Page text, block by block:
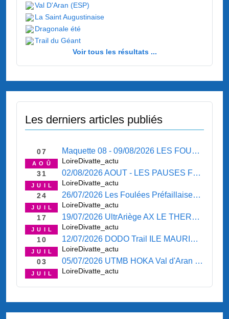
Val D'Aran (ESP)
La Saint Augustinaise
Dragonale été
Trail du Géant
Voir tous les résultats ...
Les derniers articles publiés
07
AOÛ
Maquette 08 - 09/08/2026 LES FOULEES MICHELOISES 09/08/2026 - P'TIT RETOUR SUR LE MARATHON SAINT ANDRE 02/08/2026 - SORTIE SAINT JULIEN 06/08/2026 - LE COIN " BOURSE " - LE COIN " SORTIES - PROPOSITIONS " - LE COIN " RENDEZ-VOUS " - LE COIN " PRES
LoireDivatte_actu
31
JUIL
02/08/2026 AOUT - LES PAUSES FRAICHEURS 02/08/2026 - Marathon de SAINT ANDRE DES EAUX ( 22630 ) 02/08/2026 - SORTIE MAUVES SUR LOIRE 30/07/2026 - LE COIN " BOURSE " - LE COIN " SORTIES - PROPOSITIONS " - LE COIN " RENDEZ-VOUS " - L
LoireDivatte_actu
24
JUIL
26/07/2026 Les Foulées Préfaillaises PREFAILLES 26/07/2026 - SORTIE LE CELLIER 23/07/2026 - LE COIN " BOURSE " - LE COIN " SORTIES - PROPOSITIONS " - LE COIN " RENDEZ-VOUS " - LE COIN " PRESSE " -
LoireDivatte_actu
17
JUIL
19/07/2026 UltrAriège AX LE THERMES 17/07/2026 - Retour sur le TROOPER 25km 1500D+ * ILE MAURICE 11/07/2026 * - SORTIE LA BOISSIERE DU DORE 16/07/2026 - COURIR A PORNIC 19/07/2026 - OISANS Trail Tour VAUJANY 19/07/2026 - L'AFTER-SEASON ... - LE C
LoireDivatte_actu
10
JUIL
12/07/2026 DODO Trail ILE MAURICE 11/07/2026 - L'AFTER-SEASON ... - LE COIN " PROMO-FESTIVAL " - LE COIN " BOURSE " - LE COIN " SORTIES - PROPOSITIONS " - LE COIN " ASSO " - LE COIN " RENDEZ-VOUS " - LE COIN " PRESSE " -
LoireDivatte_actu
03
JUIL
05/07/2026 UTMB HOKA Val d'Aran PYRENEES 03/07/2026 - Champto Trail d'Orée CHAMPTOCEAUX 05/07/2026 - Trail du Bout du Monde PLOUZANE 05/07/2026 - Luchon Aneto Trail BAGNERES DE LUCON 05/07/2026 - Entre plages et chemins creux de Pornichet PORNICHET 0
LoireDivatte_actu